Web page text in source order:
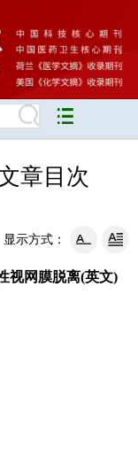
章目次
显示方式：
视网膜脱离(英文)